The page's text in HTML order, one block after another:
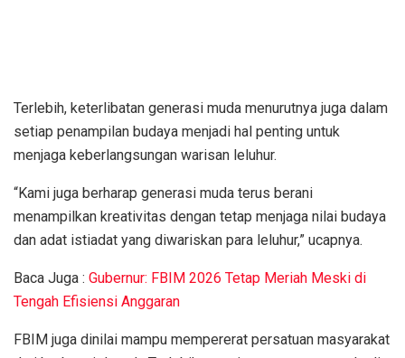
Terlebih, keterlibatan generasi muda menurutnya juga dalam
setiap penampilan budaya menjadi hal penting untuk
menjaga keberlangsungan warisan leluhur.
“Kami juga berharap generasi muda terus berani
menampilkan kreativitas dengan tetap menjaga nilai budaya
dan adat istiadat yang diwariskan para leluhur,” ucapnya.
Baca Juga : Gubernur: FBIM 2026 Tetap Meriah Meski di
Tengah Efisiensi Anggaran
FBIM juga dinilai mampu mempererat persatuan masyarakat